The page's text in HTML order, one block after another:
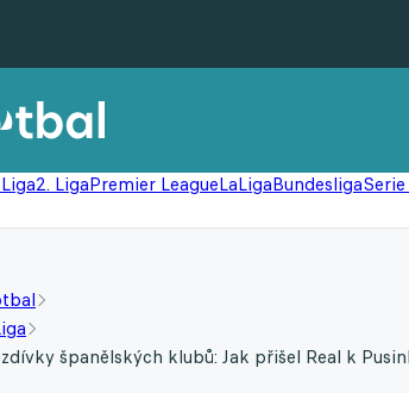
2. LigaPremier LeagueLaLigaBundesliga
španělských klubů: Jak přišel Real k